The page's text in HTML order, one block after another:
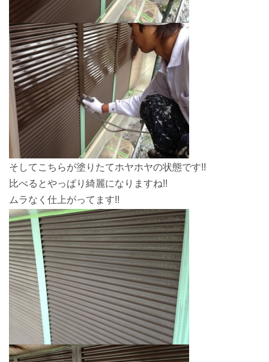
そしてこちらが塗りたてホヤホヤの状態です!!
比べるとやっぱり綺麗になりますね!!
ムラなく仕上がってます!!